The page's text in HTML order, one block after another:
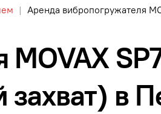
Аренда вибропогружателя
захват) в